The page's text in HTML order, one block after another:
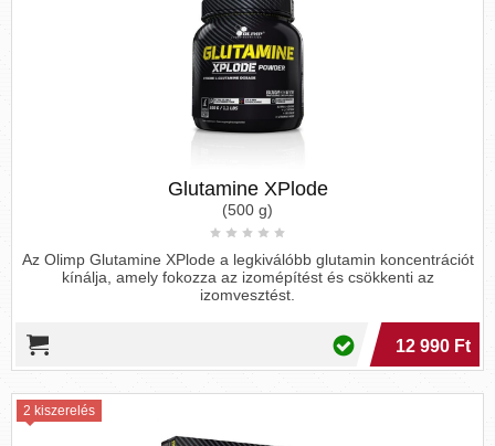
Glutamine XPlode
(500 g)
Az Olimp Glutamine XPlode a legkiválóbb glutamin koncentrációt
kínálja, amely fokozza az izomépítést és csökkenti az
izomvesztést.
12 990 Ft
2 kiszerelés